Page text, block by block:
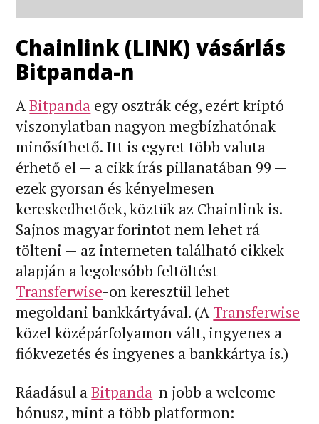
Chainlink (LINK) vásárlás
Bitpanda-n
ABitpanda egy osztrák cég, ezért kriptó
viszonylatban nagyon megbízhatónak
minősíthető. Itt is egyret több valuta
érhető el — a cikk írás pillanatában 99 —
ezek gyorsan és kényelmesen
kereskedhetőek, köztük az Chainlink is.
Sajnos magyar forintot nem lehet rá
tölteni — az interneten található cikkek
alapján a legolcsóbb feltöltést
Transferwise-on keresztül lehet
megoldani bankkártyával. (ATransferwise
közel középárfolyamon vált, ingyenes a
fiókvezetés és ingyenes a bankkártya is.)
Ráadásul aBitpanda-n jobb a welcome
bónusz, mint a több platformon: